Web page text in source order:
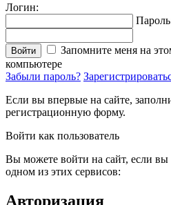
Логин:
Войти
Запомните меня на
компьютере
Забыли пароль?
Если вы впервые на сайте,
регистрационную форму.
Войти как пользователь
Вы можете войти на сайт, если вы
одном из этих сервисов:
Авторизация